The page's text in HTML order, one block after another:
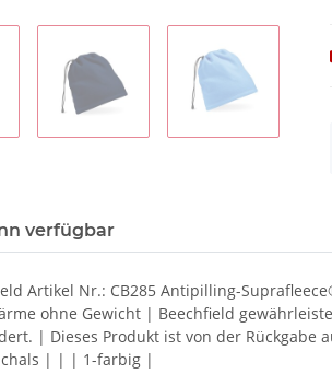
verfügbar
Artikel Nr.: CB285 Antipilling-
ohne Gewicht | Beechfield
| Dieses Produkt ist von der Rückgabe
| | | 1-farbig |